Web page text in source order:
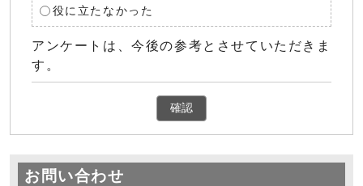
役に立たなかった
アンケートは、今後の参考とさせていただきま
す。
確認
お問い合わせ